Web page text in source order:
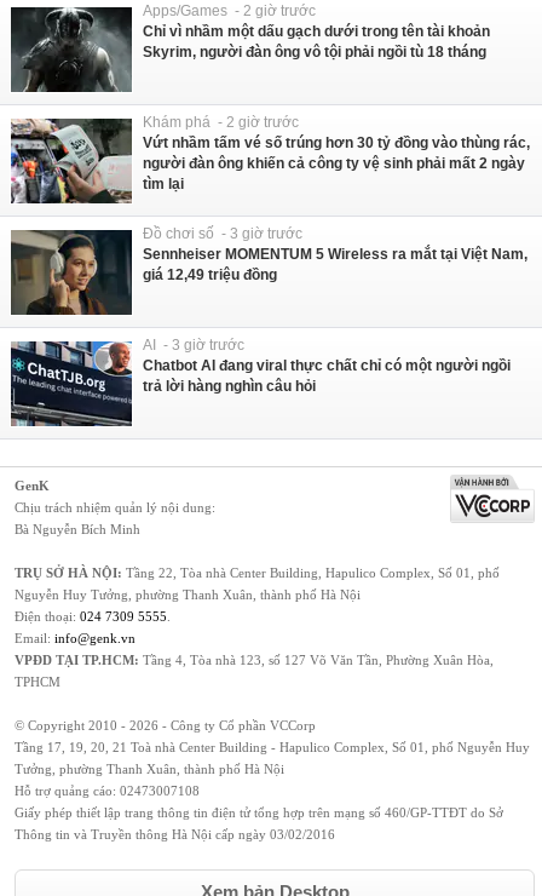
Apps/Games - 2 giờ trước
Chỉ vì nhầm một dấu gạch dưới trong tên tài khoản
Skyrim, người đàn ông vô tội phải ngồi tù 18 tháng
Khám phá - 2 giờ trước
Vứt nhầm tấm vé số trúng hơn 30 tỷ đồng vào thùng rác,
người đàn ông khiến cả công ty vệ sinh phải mất 2 ngày
tìm lại
Đồ chơi số - 3 giờ trước
Sennheiser MOMENTUM 5 Wireless ra mắt tại Việt Nam,
giá 12,49 triệu đồng
AI - 3 giờ trước
Chatbot AI đang viral thực chất chỉ có một người ngồi
trả lời hàng nghìn câu hỏi
GenK
Chịu trách nhiệm quản lý nội dung:
Bà Nguyễn Bích Minh
TRỤ SỞ HÀ NỘI: Tầng 22, Tòa nhà Center Building, Hapulico Complex, Số 01, phố
Nguyễn Huy Tưởng, phường Thanh Xuân, thành phố Hà Nội
Điện thoại: 024 7309 5555
Email: info@genk.vn
VPĐD TẠI TP.HCM: Tầng 4, Tòa nhà 123, số 127 Võ Văn Tần, Phường Xuân Hòa,
TPHCM
© Copyright 2010 - 2026 - Công ty Cổ phần VCCorp
Tầng 17, 19, 20, 21 Toà nhà Center Building - Hapulico Complex, Số 01, phố Nguyễn Huy
Tưởng, phường Thanh Xuân, thành phố Hà Nội
Hỗ trợ quảng cáo: 02473007108
Giấy phép thiết lập trang thông tin điện tử tổng hợp trên mạng số 460/GP-TTĐT do Sở
Thông tin và Truyền thông Hà Nội cấp ngày 03/02/2016
Xem bản Desktop